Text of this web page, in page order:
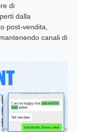
di
dalla
post-vendita,
canali di